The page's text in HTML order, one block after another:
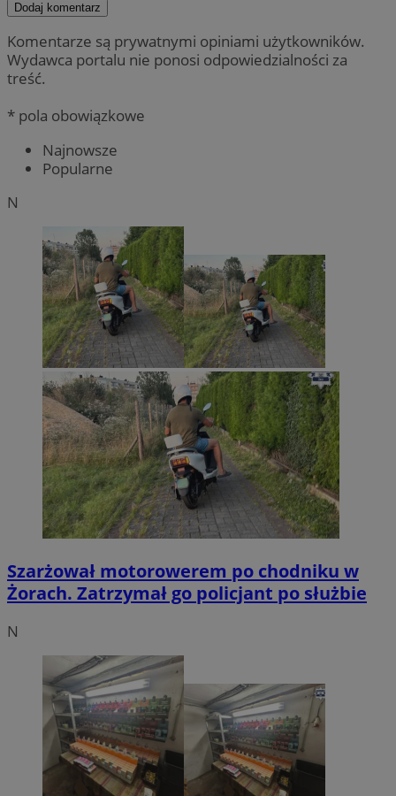
Dodaj komentarz
Komentarze są prywatnymi opiniami użytkowników.
Wydawca portalu nie ponosi odpowiedzialności za
treść.
* pola obowiązkowe
Najnowsze
Popularne
N
Szarżował motorowerem po chodniku w
Żorach. Zatrzymał go policjant po służbie
N